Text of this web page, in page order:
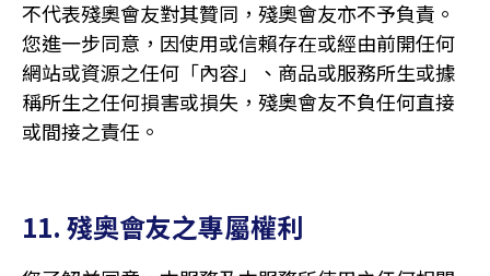
不代表殘奧會友對其贊同，殘奧會友亦不予負責。
您進一步同意，因使用或信賴存在或經由前開任何
網站或資源之任何「內容」、商品或服務所生或據
稱所生之任何損害或損失，殘奧會友不負任何直接
或間接之責任。
11. 殘奧會友之專屬權利